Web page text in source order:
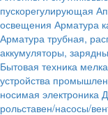
пускорегулирующая
освещения Арматура
Арматура трубная,
аккумуляторы,
Бытовая техника
устройства
носимая электроника
рольставен/насосы/